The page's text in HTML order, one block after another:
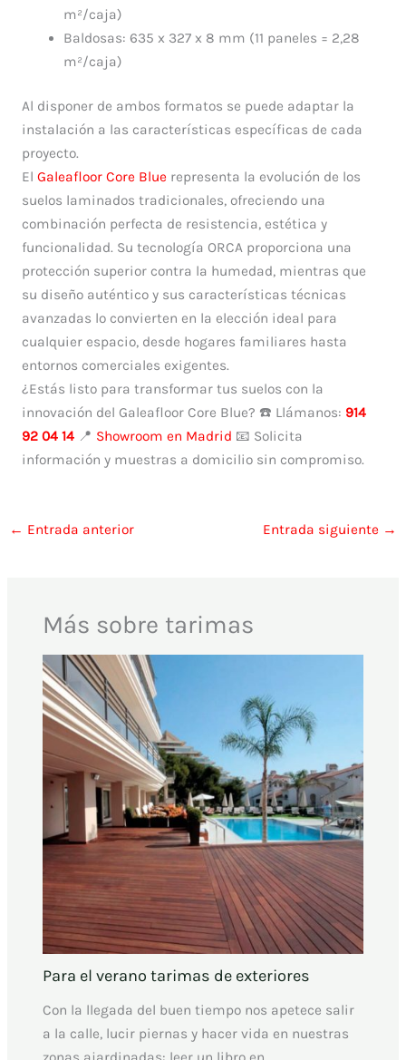
m²/caja)
Baldosas: 635 x 327 x 8 mm (11 paneles = 2,28
m²/caja)
Al disponer de ambos formatos se puede adaptar la
instalación a las características específicas de cada
proyecto.
El Galeafloor Core Blue representa la evolución de los
suelos laminados tradicionales, ofreciendo una
combinación perfecta de resistencia, estética y
funcionalidad. Su tecnología ORCA proporciona una
protección superior contra la humedad, mientras que
su diseño auténtico y sus características técnicas
avanzadas lo convierten en la elección ideal para
cualquier espacio, desde hogares familiares hasta
entornos comerciales exigentes.
¿Estás listo para transformar tus suelos con la
innovación del Galeafloor Core Blue? ☎️ Llámanos: 914
92 04 14📍 Showroom en Madrid 📧 Solicita
información y muestras a domicilio sin compromiso.
← Entrada anterior Entrada siguiente →
Más sobre tarimas
Para el verano tarimas de exteriores
Con la llegada del buen tiempo nos apetece salir
a la calle, lucir piernas y hacer vida en nuestras